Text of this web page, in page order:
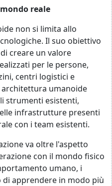
reale
non si limita allo
Il suo obiettivo
creare un valore
per le persone,
centri logistici e
umanoide
strumenti esistenti,
infrastrutture presenti
con i team esistenti.
va oltre l'aspetto
con il mondo fisico
umano, i
apprendere in modo più